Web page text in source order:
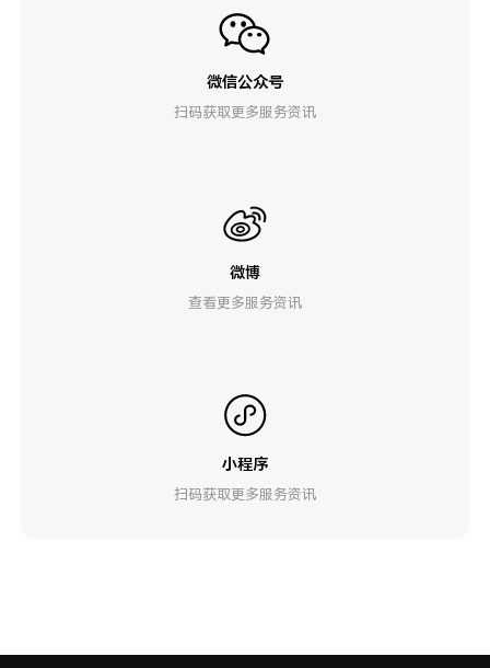
微信公众号
扫码获取更多服务资讯
微博
查看更多服务资讯
小程序
扫码获取更多服务资讯